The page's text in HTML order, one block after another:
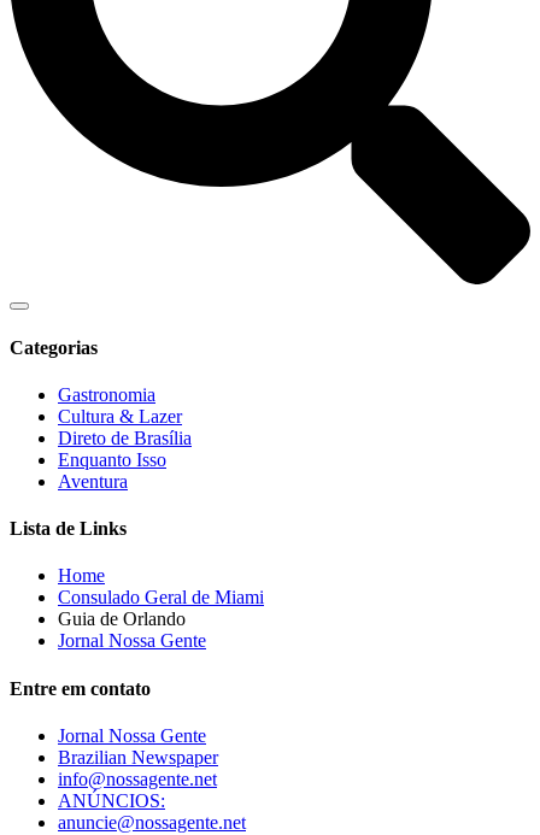
Categorias
Gastronomia
Cultura & Lazer
Direto de Brasília
Enquanto Isso
Aventura
Lista de Links
Home
Consulado Geral de Miami
Guia de Orlando
Jornal Nossa Gente
Entre em contato
Jornal Nossa Gente
Brazilian Newspaper
info@nossagente.net
ANÚNCIOS:
anuncie@nossagente.net